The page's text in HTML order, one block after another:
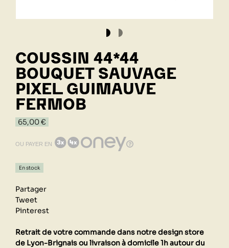
COUSSIN 44*44
BOUQUET SAUVAGE
PIXEL GUIMAUVE
FERMOB
65,00 €
OU PAYER EN
En stock
Partager
Tweet
Pinterest
Retrait de votre commande dans notre design store
de Lyon-Brignais ou livraison à domicile 1h autour du